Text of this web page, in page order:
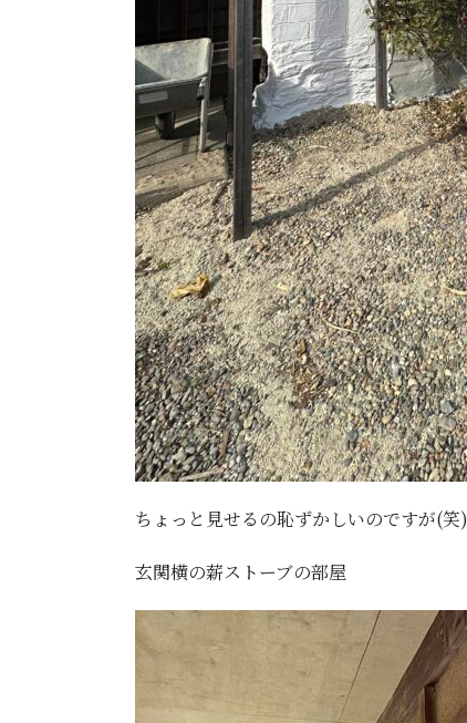
ちょっと見せるの恥ずかしいのですが(笑)
玄関横の薪ストーブの部屋